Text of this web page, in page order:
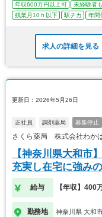
年収600万円以上可 未経験者
残業月10ｈ以下
駅チカ 年間
求人の詳細を見る
更新日：2026年5月26日
正社員 調剤薬局 募集停止
さくら薬局 株式会社わか
【神奈川県大和市
充実し在宅に強み
給与 【年収】400
勤務地 神奈川県 大和